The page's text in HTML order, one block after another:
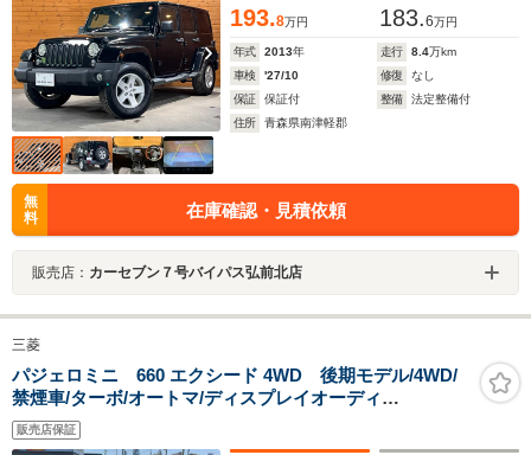
193.8万円 183.6万円
年式 2013年 走行 8.4万km
車検
'27/10 修復
なし
保証
保証付 整備
法定整備付
住所
青森県南津軽郡
無
料
在庫確認・見積依頼
販売店： カーセブン７号バイパス弘前北店
三菱
パジェロミニ 660 エクシード 4WD 後期モデル/4WD/
禁煙車/ターボ/オートマ/ディスプレイオーディ
オ/Bluetooth接続/キーレスエントリー/電動格納ミラー/フ
ォグランプ/社外アルミ/運転席・助手席エアバッグ
販売店保証